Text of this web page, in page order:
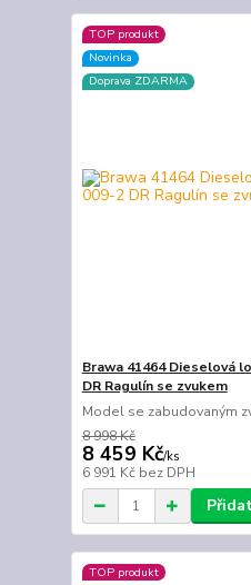
TOP produkt
Novinka
Doprava ZDARMA
Brawa 41464 Dieselová
DR Ragulín se zvukem
Model se
8 998 Kč
8 459 Kč/ks
6 991 Kč bez DPH
TOP produkt